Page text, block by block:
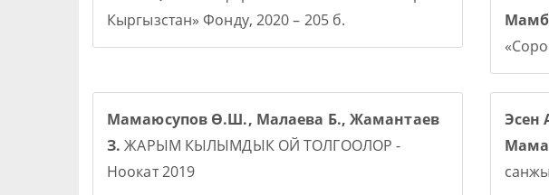
Кыргызстан» Фонду, 2020 – 205 б.
Мамаюсупов Ө.Ш., Малаева Б., Жамантаев
З. ЖАРЫМ КЫЛЫМДЫК ОЙ ТОЛГООЛОР -
Ноокат 2019
Эсен